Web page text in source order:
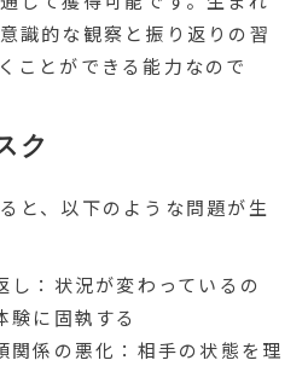
識的な観察と振り返りの習
ことができる能力なので
ク
と、以下のような問題が生
し：状況が変わっているの
験に固執する
関係の悪化：相手の状態を理